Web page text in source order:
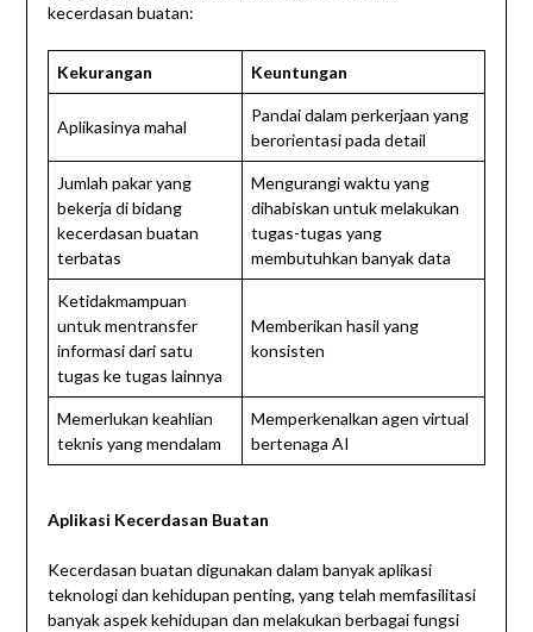
kecerdasan buatan:
Kekurangan Keuntungan
Aplikasinya mahal
Pandai dalam perkerjaan yang
berorientasi pada detail
Jumlah pakar yang
bekerja di bidang
kecerdasan buatan
terbatas
Mengurangi waktu yang
dihabiskan untuk melakukan
tugas-tugas yang
membutuhkan banyak data
Ketidakmampuan
untuk mentransfer
informasi dari satu
tugas ke tugas lainnya
Memberikan hasil yang
konsisten
Memerlukan keahlian
teknis yang mendalam
Memperkenalkan agen virtual
bertenaga AI
Aplikasi Kecerdasan Buatan
Kecerdasan buatan digunakan dalam banyak aplikasi
teknologi dan kehidupan penting, yang telah memfasilitasi
banyak aspek kehidupan dan melakukan berbagai fungsi